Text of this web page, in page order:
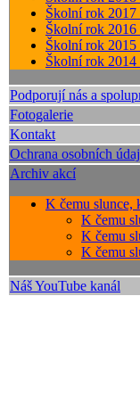
Školní rok 2017
Školní rok 2016
Školní rok 2015
Školní rok 2014
Podporují nás a
Fotogalerie
Kontakt
Ochrana osobních
Archiv akcí
K čemu slunce,
K čemu
K čemu
K čemu
Náš YouTube kanál